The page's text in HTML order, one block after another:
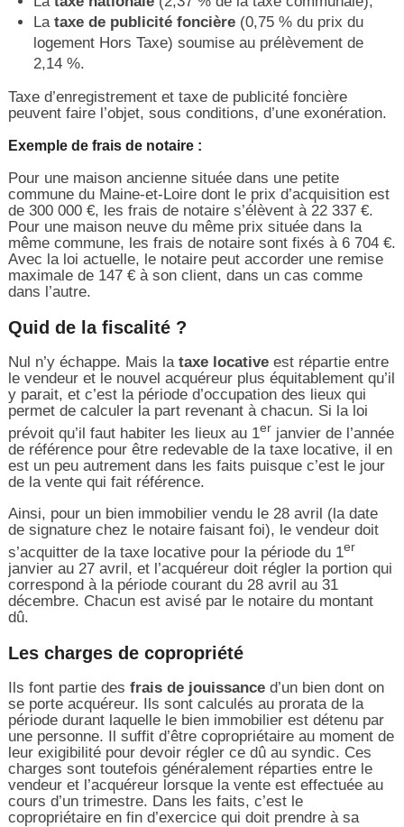
La taxe de publicité foncière(0,75 % du prix du
logement Hors Taxe) soumise au prélèvement de
2,14 %.
Taxe d’enregistrement et taxe de publicité foncière
peuvent faire l’objet, sous conditions, d’une exonération.
Exemple de frais de notaire :
Pour une maison ancienne située dans une petite
commune du Maine-et-Loire dont le prix d’acquisition est
de 300 000 €, les frais de notaire s’élèvent à 22 337 €.
Pour une maison neuve du même prix située dans la
même commune, les frais de notaire sont fixés à 6 704 €.
Avec la loi actuelle, le notaire peut accorder une remise
maximale de 147 € à son client, dans un cas comme
dans l’autre.
Quid de la fiscalité ?
Nul n’y échappe. Mais la taxe locativeest répartie entre
le vendeur et le nouvel acquéreur plus équitablement qu’il
y parait, et c’est la période d’occupation des lieux qui
permet de calculer la part revenant à chacun. Si la loi
prévoit qu’il faut habiter les lieux au 1er janvier de l’année
de référence pour être redevable de la taxe locative, il en
est un peu autrement dans les faits puisque c’est le jour
de la vente qui fait référence.
Ainsi, pour un bien immobilier vendu le 28 avril (la date
de signature chez le notaire faisant foi), le vendeur doit
s’acquitter de la taxe locative pour la période du 1er
janvier au 27 avril, et l’acquéreur doit régler la portion qui
correspond à la période courant du 28 avril au 31
décembre. Chacun est avisé par le notaire du montant
dû.
Les charges de copropriété
Ils font partie des frais de jouissanced’un bien dont on
se porte acquéreur. Ils sont calculés au prorata de la
période durant laquelle le bien immobilier est détenu par
une personne. Il suffit d’être copropriétaire au moment de
leur exigibilité pour devoir régler ce dû au syndic. Ces
charges sont toutefois généralement réparties entre le
vendeur et l’acquéreur lorsque la vente est effectuée au
cours d’un trimestre. Dans les faits, c’est le
copropriétaire en fin d’exercice qui doit prendre à sa